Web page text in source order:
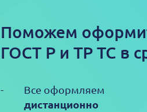
Поможем
ГОСТ Р и ТР ТС в
Все оформляем
дистанционно